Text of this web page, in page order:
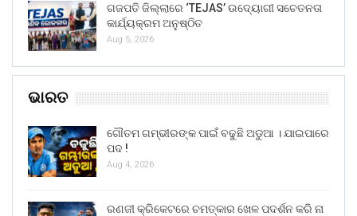
ଗଜପତି ଜିଲ୍ଲାରେ ‘TEJAS’ ଉଦ୍ୟୋଗୀ ସଚେତନତା
କାର୍ଯ୍ୟକ୍ରମ ଅନୁଷ୍ଠିତ
Aug 5, 2026
ଭାରତ
ଗୌତମ ଗମ୍ଭୀରଙ୍କ ପାଇଁ ବଢୁଛି ଅଡୁଆ । ଯାଇପାରେ
ପଦ !
Aug 4, 2026
ରଣଜୀ କ୍ରିକେଟରେ ଚମତ୍କାର ଖେଳ ପଦର୍ଶନ କରି ନା